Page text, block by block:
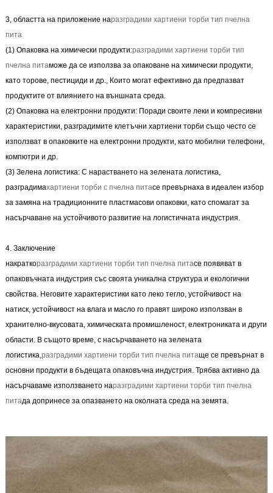
3, областта на приложение наразградими хартиени торби тип пчелна
пита
(1) Опаковка на химически продукти:разградими хартиени торби тип
пчелна питаможе да се използва за опаковане на химически продукти,
като торове, пестициди и др., Които могат ефективно да предпазват
продуктите от влиянието на външната среда.
(2) Опаковка на електронни продукти: Поради своите леки и компресивни
характеристики, разградимите клетъчни хартиени торби също често се
използват в опаковките на електронни продукти, като мобилни телефони,
компютри и др.
(3) Зелена логистика: С нарастването на зелената логистика,
разградимахартиени торби с пчелна питасе превърнаха в идеален избор
за замяна на традиционните пластмасови опаковки, като спомагат за
насърчаване на устойчивото развитие на логистичната индустрия.
4. Заключение
накраткоразградими хартиени торби тип пчелна питасе появяват в
опаковъчната индустрия със своята уникална структура и екологични
свойства. Неговите характеристики като леко тегло, устойчивост на
натиск, устойчивост на влага и масло го правят широко използван в
хранително-вкусовата, химическата промишленост, електрониката и други
области. В същото време, с насърчаването на зелената
логистика, разградими хартиени торби тип пчелна питаще се превърнат в
основни продукти в бъдещата опаковъчна индустрия. Трябва активно да
насърчаваме използването наразградими хартиени торби тип пчелна
питада допринесе за опазването на околната среда на земята.